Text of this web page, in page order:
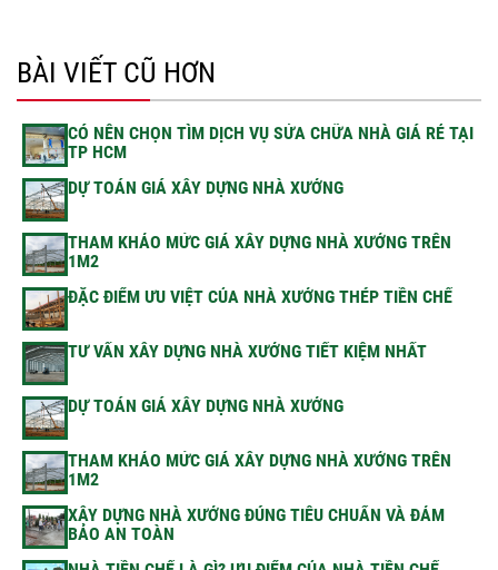
BÀI VIẾT CŨ HƠN
CÓ NÊN CHỌN TÌM DỊCH VỤ SỬA CHỮA NHÀ GIÁ RẺ TẠI
TP HCM
DỰ TOÁN GIÁ XÂY DỰNG NHÀ XƯỞNG
THAM KHẢO MỨC GIÁ XÂY DỰNG NHÀ XƯỞNG TRÊN
1M2
ĐẶC ĐIỂM ƯU VIỆT CỦA NHÀ XƯỞNG THÉP TIỀN CHẾ
TƯ VẤN XÂY DỰNG NHÀ XƯỞNG TIẾT KIỆM NHẤT
DỰ TOÁN GIÁ XÂY DỰNG NHÀ XƯỞNG
THAM KHẢO MỨC GIÁ XÂY DỰNG NHÀ XƯỞNG TRÊN
1M2
XÂY DỰNG NHÀ XƯỞNG ĐÚNG TIÊU CHUẨN VÀ ĐẢM
BẢO AN TOÀN